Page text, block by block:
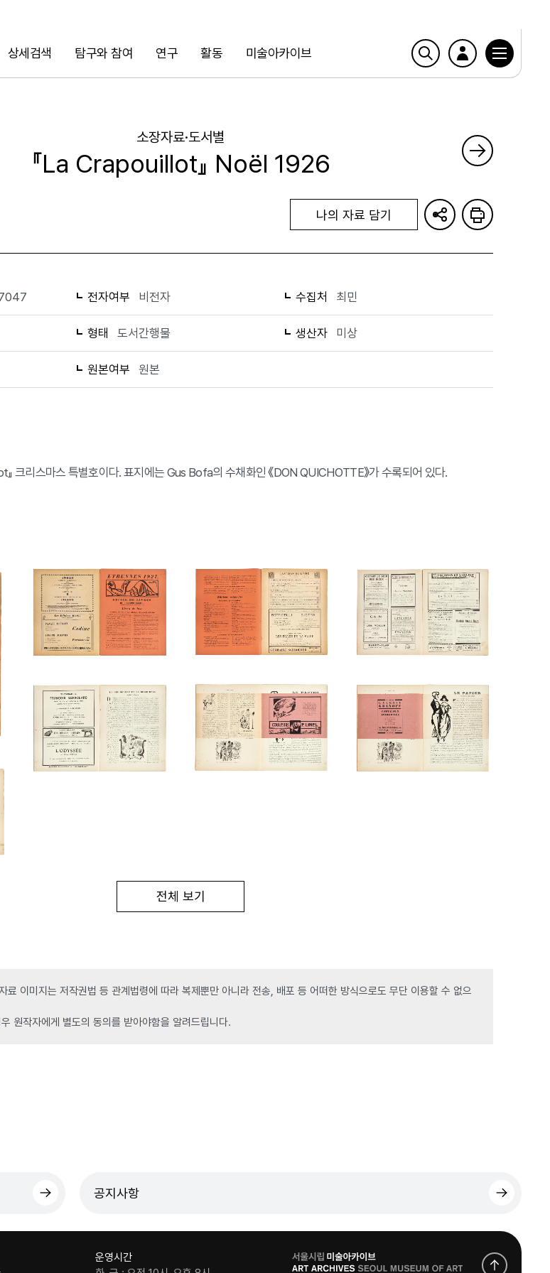
상세검색 탐구와 참여 연구 활동 미술아카이브
검색
소장자료·도서별
『La Crapouillot』 Noël 1926
나의 자료 담기
전자여부 비전자 수집처 최민
형태 도서간행물 생산자 미상
원본여부 원본
』 크리스마스 특별호이다. 표지에는 Gus Bofa의 수채화인 《DON QUICHOTTE》가 수록되어 있다.
전체 보기
료 이미지는 저작권법 등 관계법령에 따라 복제뿐만 아니라 전송, 배포 등 어떠한 방식으로도 무단 이용할 수 없으
원작자에게 별도의 동의를 받아야함을 알려드립니다.
공지사항
운영시간
로
고